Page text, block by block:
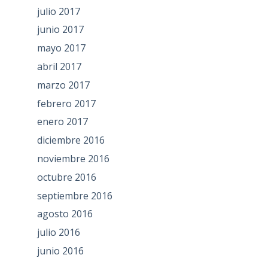
julio 2017
junio 2017
mayo 2017
abril 2017
marzo 2017
febrero 2017
enero 2017
diciembre 2016
noviembre 2016
octubre 2016
septiembre 2016
agosto 2016
julio 2016
junio 2016